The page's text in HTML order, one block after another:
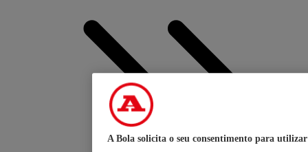
A Bola solicita o seu consentimento para utilizar